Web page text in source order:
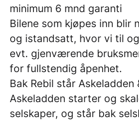
minimum 6 mnd garanti
Bilene som kjøpes inn blir
og istandsatt, hvor vi til
evt. gjenværende
for fullstendig åpenhet.
Bak Rebil står Askeladden
Askeladden starter og
selskaper, og står bak